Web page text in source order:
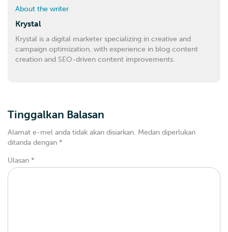
About the writer
Krystal
Krystal is a digital marketer specializing in creative and
campaign optimization, with experience in blog content
creation and SEO-driven content improvements.
Tinggalkan Balasan
Alamat e-mel anda tidak akan disiarkan. Medan diperlukan
ditanda dengan *
Ulasan *